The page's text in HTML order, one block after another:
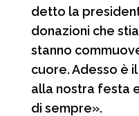
detto la
donazioni che
stanno
cuore. Adesso è
alla nostra festa
di sempre».